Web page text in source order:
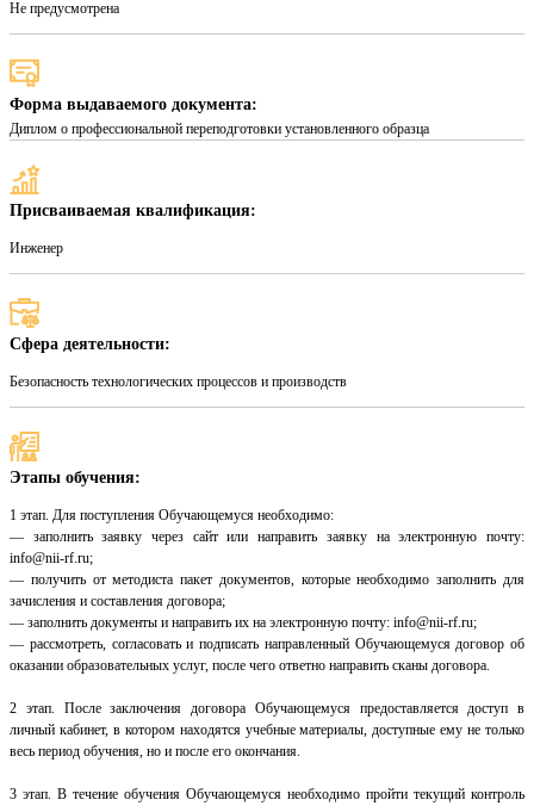
Не предусмотрена
Форма выдаваемого документа:
Диплом о профессиональной переподготовки установленного образца
Присваиваемая квалификация:
Инженер
Сфера деятельности:
Безопасность технологических процессов и производств
Этапы обучения:
1 этап. Для поступления Обучающемуся необходимо:
— заполнить заявку через сайт или направить заявку на электронную почту:
info@nii-rf.ru;
— получить от методиста пакет документов, которые необходимо заполнить для
зачисления и составления договора;
— заполнить документы и направить их на электронную почту: info@nii-rf.ru;
— рассмотреть, согласовать и подписать направленный Обучающемуся договор об
оказании образовательных услуг, после чего ответно направить сканы договора.
2 этап. После заключения договора Обучающемуся предоставляется доступ в
личный кабинет, в котором находятся учебные материалы, доступные ему не только
весь период обучения, но и после его окончания.
3 этап. В течение обучения Обучающемуся необходимо пройти текущий контроль